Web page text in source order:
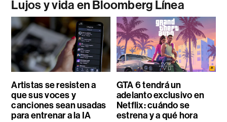
Lujos y vida en Bloomberg Línea
Artistas se resisten a
que sus voces y
canciones sean usadas
para entrenar a la IA
GTA 6 tendrá un
adelanto exclusivo en
Netflix: cuándo se
estrena y a qué hora